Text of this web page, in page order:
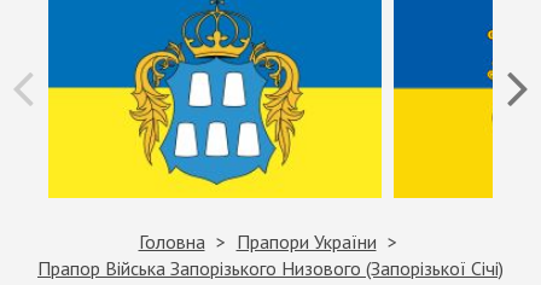
Головна
Прапори України
Прапор Війська Запорізького Низового (Запорізької Січі)